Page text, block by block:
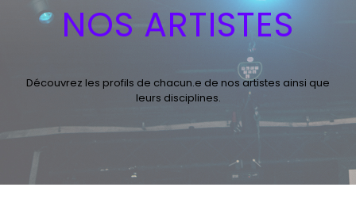
NOS ARTISTES
Découvrez les profils de chacun.e de nos artistes ainsi que
leurs disciplines.